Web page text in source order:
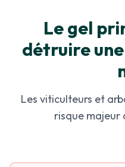
Le gel
détruire
Les viticulteurs et
risque majeur